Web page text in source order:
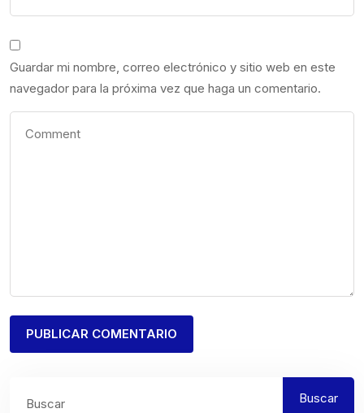
Guardar mi nombre, correo electrónico y sitio web en este
navegador para la próxima vez que haga un comentario.
Buscar Buscar